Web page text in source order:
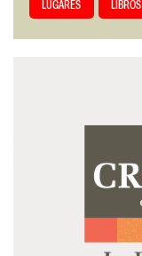
LUGARES LIBROS